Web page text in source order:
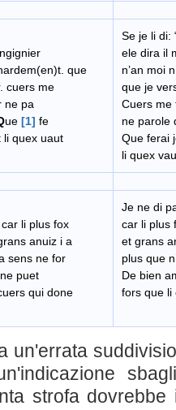
que
cuers me
ne pa
ue [1] fe
li quex uaut
Se je li di:
ele dira il
n’an moi
que je
Cuers me
ne parole
Que ferai
li quex
li plus fox
anuiz i a
sens ne for
puet
qui done
Je ne di
car li plus
et grans
plus que
De bien
fors que li
un'errata
strofa